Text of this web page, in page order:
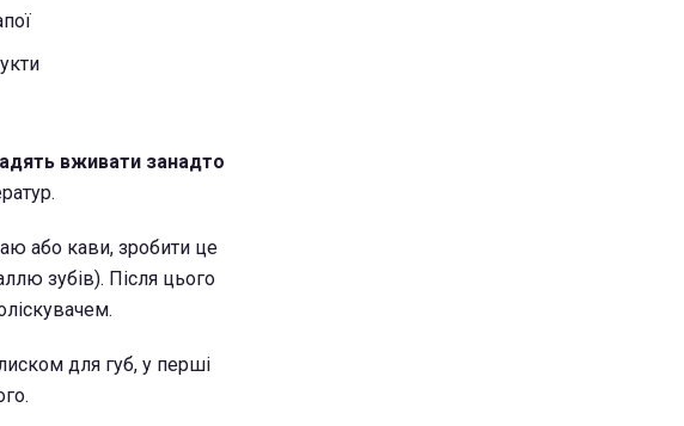
вживати занадто
або кави, зробити це
зубів). Після цього
для губ, у перші